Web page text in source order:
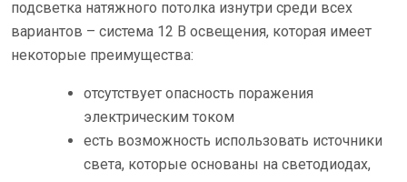
подсветка натяжного потолка изнутри среди всех
вариантов – система 12 В освещения, которая имеет
некоторые преимущества:
отсутствует опасность поражения
электрическим током
есть возможность использовать источники
света, которые основаны на светодиодах,